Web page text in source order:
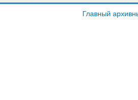
Главный